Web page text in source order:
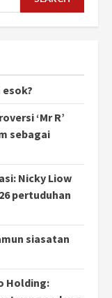
‘Mr R’
sebagai
Nicky Liow
pertuduhan
siasatan
Holding: